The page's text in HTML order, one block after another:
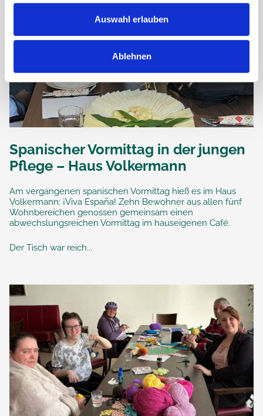
Auswahl erlauben
Ablehnen
Spanischer Vormittag in der jungen
Pflege – Haus Volkermann
Am vergangenen spanischen Vormittag hieß es im Haus
Volkermann: ¡Viva España! Zehn Bewohner aus allen fünf
Wohnbereichen genossen gemeinsam einen
abwechslungsreichen Vormittag im hauseigenen Café.
Der Tisch war reich...